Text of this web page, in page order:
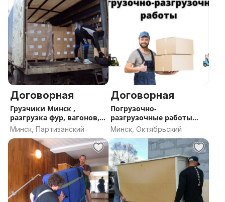
Договорная
Грузчики Минск ,
разгрузка фур, вагонов,
контейнеров.
Такелажные работы
Минск, Партизанский
Договорная
Погрузочно-
разгрузочные работы
Минск
Минск, Октябрьский